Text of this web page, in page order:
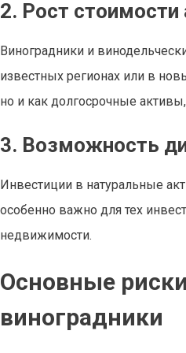
2. Рост стоимости
Виноградники и
известных регионах или в
но и как долгосрочные
3. Возможность
Инвестиции в натуральные
особенно важно для тех
недвижимости.
Основные
виноградники